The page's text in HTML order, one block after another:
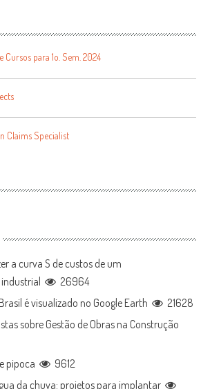
Cursos para 1o. Sem. 2024
Claims Specialist
a curva S de custos de um
26964
é visualizado no Google Earth
21628
sobre Gestão de Obras na Construção
pipoca
9612
da chuva: projetos para implantar